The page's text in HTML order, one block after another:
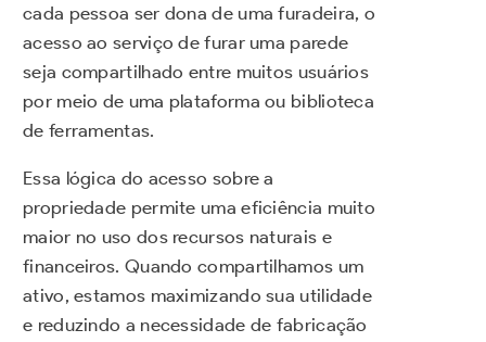
cada pessoa ser dona de uma furadeira, o
acesso ao serviço de furar uma parede
seja compartilhado entre muitos usuários
por meio de uma plataforma ou biblioteca
de ferramentas.
Essa lógica do acesso sobre a
propriedade permite uma eficiência muito
maior no uso dos recursos naturais e
financeiros. Quando compartilhamos um
ativo, estamos maximizando sua utilidade
e reduzindo a necessidade de fabricação